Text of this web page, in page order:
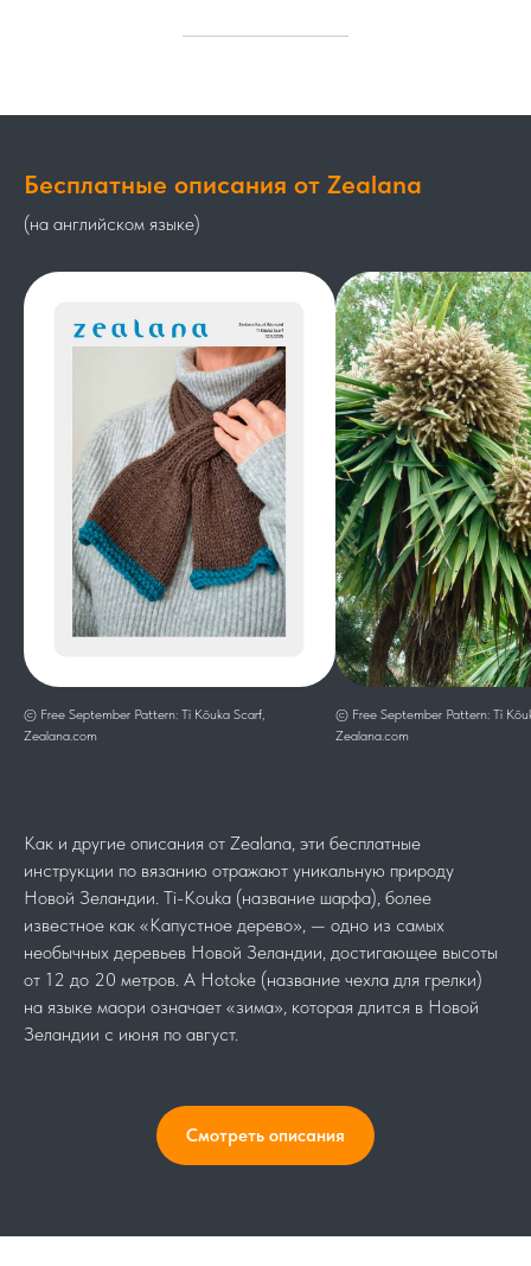
Бесплатные описания от Zealana
(на английском языке)
© Free September Pattern: Tī Kōuka Scarf,
Zealana.com
© Free September Pattern: Tī
Zealana.com
Как и другие описания от Zealana, эти бесплатные
инструкции по вязанию отражают уникальную природу
Новой Зеландии. Ti-Kouka (название шарфа), более
известное как «Капустное дерево», — одно из самых
необычных деревьев Новой Зеландии, достигающее высоты
от 12 до 20 метров. А Hotoke (название чехла для грелки)
на языке маори означает «зима», которая длится в Новой
Зеландии с июня по август.
Смотреть описания